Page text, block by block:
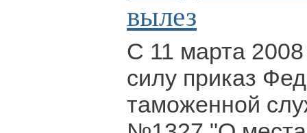
вылез
С 11 марта 2008
силу приказ
таможенной